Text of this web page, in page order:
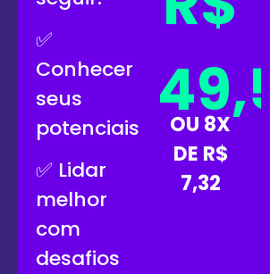
✅
Conhecer
seus
potenciais
✅ Lidar
melhor
com
desafios
OU 8X
DE R$
7,32